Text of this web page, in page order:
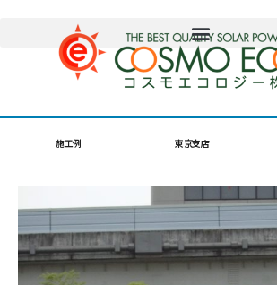
施工例 東京支店